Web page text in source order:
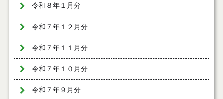
令和８年１月分
令和７年１２月分
令和７年１１月分
令和７年１０月分
令和７年９月分